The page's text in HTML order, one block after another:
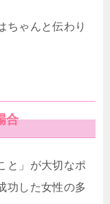
ちゃんと伝わり
合
と」が大切なポ
功した女性の多